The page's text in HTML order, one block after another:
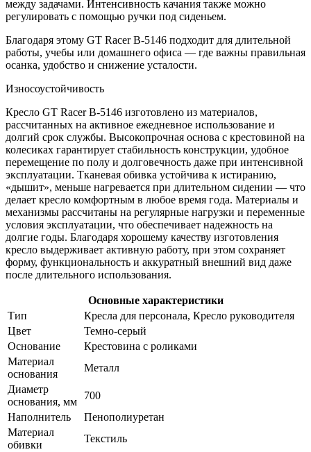
между задачами. Интенсивность качания также можно
регулировать с помощью ручки под сиденьем.
Благодаря этому GT Racer B-5146 подходит для длительной
работы, учебы или домашнего офиса — где важны правильная
осанка, удобство и снижение усталости.
Износоустойчивость
Кресло GT Racer B-5146 изготовлено из материалов,
рассчитанных на активное ежедневное использование и
долгий срок службы. Высокопрочная основа с крестовиной на
колесиках гарантирует стабильность конструкции, удобное
перемещение по полу и долговечность даже при интенсивной
эксплуатации. Тканевая обивка устойчива к истиранию,
«дышит», меньше нагревается при длительном сидении — что
делает кресло комфортным в любое время года. Материалы и
механизмы рассчитаны на регулярные нагрузки и переменные
условия эксплуатации, что обеспечивает надежность на
долгие годы. Благодаря хорошему качеству изготовления
кресло выдерживает активную работу, при этом сохраняет
форму, функциональность и аккуратный внешний вид даже
после длительного использования.
Основные характеристики
Тип
Кресла для персонала, Кресло руководителя
Цвет
Темно-серый
Основание
Крестовина с роликами
Материал
основания
Металл
Диаметр
основания, мм
700
Наполнитель
Пенополиуретан
Материал
обивки
Текстиль